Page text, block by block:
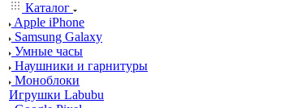
Каталог
Apple iPhone
Samsung Galaxy
Умные часы
Наушники и гарнитуры
Моноблоки
Игрушки Labubu